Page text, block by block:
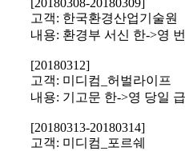
[20180308-20180309]
고객: 한국환경산업기술원
내용: 환경부 서신 한->영
[20180312]
고객: 미디컴_허벌라이프
내용: 기고문 한->영 당일
[20180313-20180314]
고객: 미디컴_포르쉐